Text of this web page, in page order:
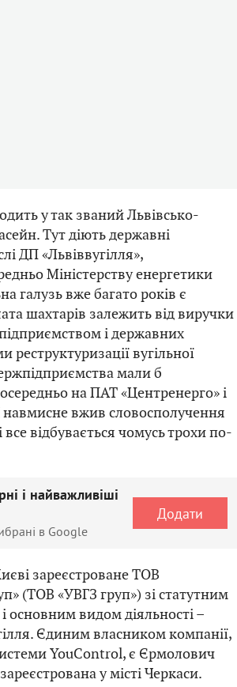
у так званий Львівсько-
Тут діють державні
ДП «Львіввугілля»,
Міністерству енергетики
галузь вже багато років є
шахтарів залежить від виручки
і державних
вугільної
мали б
на ПАТ «Центренерго» і
вжив словосполучення
відбувається чомусь трохи по-
і найважливіші
в Google
Додати
зареєстроване ТОВ
(ТОВ «УВГЗ груп») зі статутним
основним видом діяльності –
Єдиним власником компанії,
YouControl, є Єрмолович
у місті Черкаси.